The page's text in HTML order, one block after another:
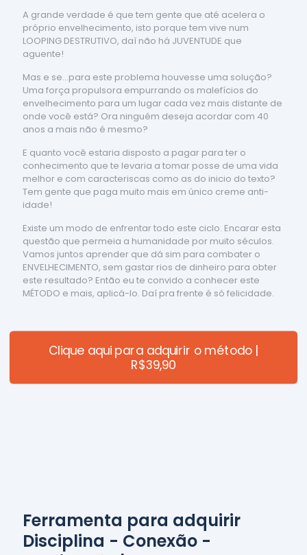
A grande verdade é que tem gente que até acelera o
próprio envelhecimento, isto porque tem vive num
LOOPING DESTRUTIVO, daí não há JUVENTUDE que
aguente!
Mas e se...para este problema houvesse uma solução?
Uma força propulsora empurrando os malefícios do
envelhecimento para um lugar cada vez mais distante de
onde você está? Ora ninguém deseja acordar com 40
anos a mais não é mesmo?
E quanto você estaria disposto a pagar para ter o
conhecimento que te levaria a tomar posse de uma vida
melhor e com caracteriscas como as do inicio do texto?
Tem gente que paga muito mais em único creme anti-
idade!
Existe um modo de enfrentar todo este ciclo. Encarar esta
questão que permeia a humanidade por muito séculos.
Vamos juntos aprender que dá sim para combater o
ENVELHECIMENTO, sem gastar rios de dinheiro para obter
este resultado? Então eu te convido a conhecer este
MÉTODO e mais, aplicá-lo. Daí pra frente é só felicidade.
Clique aqui para adquirir o método |
R$39,90
Ferramenta para adquirir
Disciplina - Conexão -